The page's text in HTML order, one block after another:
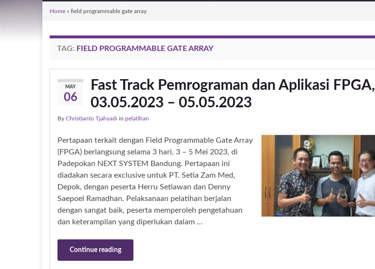
Home » field programmable gate array
TAG: FIELD PROGRAMMABLE GATE ARRAY
MAY
06
Fast Track Pemrograman dan Aplikasi FPGA,
03.05.2023 – 05.05.2023
By Christianto Tjahyadi in pelatihan
Pertapaan terkait dengan Field Programmable Gate Array
(FPGA) berlangsung selama 3 hari, 3 – 5 Mei 2023, di
Padepokan NEXT SYSTEM Bandung. Pertapaan ini
diadakan secara exclusive untuk PT. Setia Zam Med,
Depok, dengan peserta Herru Setiawan dan Denny
Saepoel Ramadhan. Pelaksanaan pelatihan berjalan
dengan sangat baik, peserta memperoleh pengetahuan
dan keterampilan yang diperlukan dalam …
Continue reading